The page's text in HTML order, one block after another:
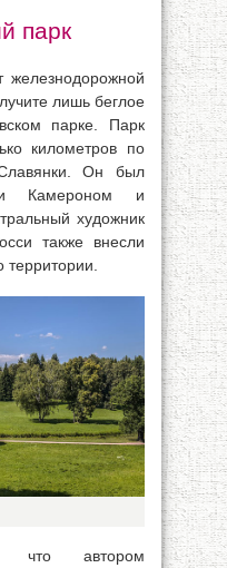
парк
железнодорожной
лишь беглое
парке. Парк
километров по
Он был
Камероном и
художник
также внесли
территории.
что автором